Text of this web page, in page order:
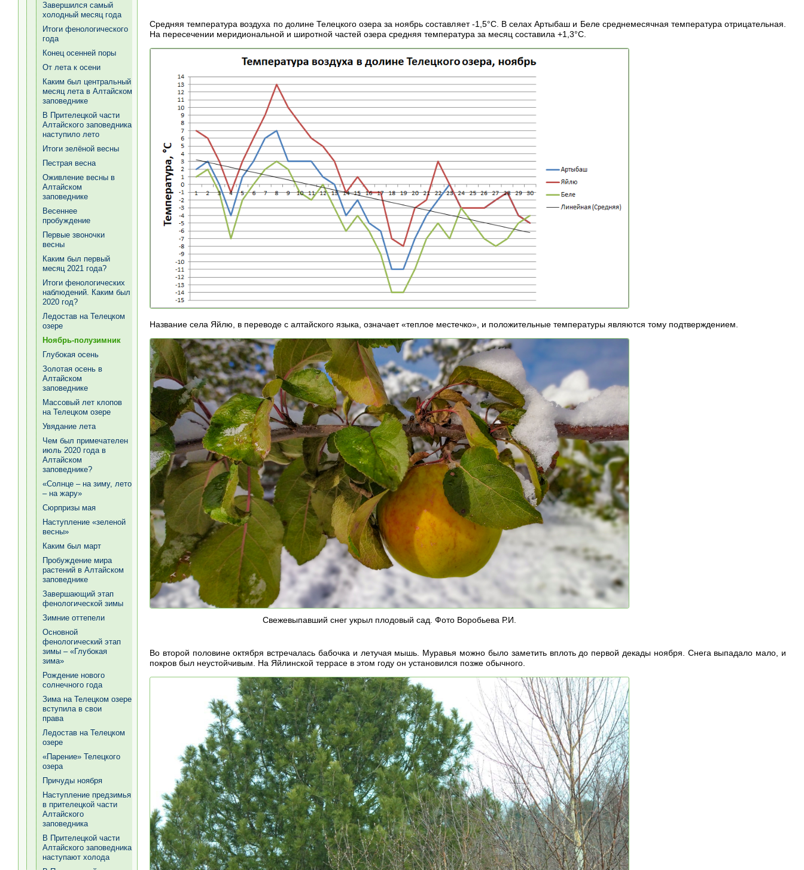
Средняя температура воздуха по долине Телецкого озера за ноябрь составляет -1,5°С. В селах Артыбаш и Беле среднемесячная температура отрицательная.
На пересечении меридиональной и широтной частей озера средняя температура за месяц составила +1,3°С.
Название села Яйлю, в переводе с алтайского языка, означает «теплое местечко», и положительные температуры являются тому подтверждением.
Свежевыпавший снег укрыл плодовый сад. Фото Воробьева Р.И.
Во второй половине октября встречалась бабочка и летучая мышь. Муравья можно было заметить вплоть до первой декады ноября. Снега выпадало мало, и
покров был неустойчивым. На Яйлинской террасе в этом году он установился позже обычного.
Завершился самый
холодный месяц года
Итоги фенологического
года
Конец осенней поры
От лета к осени
Каким был центральный
месяц лета в Алтайском
заповеднике
В Прителецкой части
Алтайского заповедника
наступило лето
Итоги зелёной весны
Пестрая весна
Оживление весны в
Алтайском
заповеднике
Весеннее
пробуждение
Первые звоночки
весны
Каким был первый
месяц 2021 года?
Итоги фенологических
наблюдений. Каким был
2020 год?
Ледостав на Телецком
озере
Ноябрь-полузимник
Глубокая осень
Золотая осень в
Алтайском
заповеднике
Массовый лет клопов
на Телецком озере
Увядание лета
Чем был примечателен
июль 2020 года в
Алтайском
заповеднике?
«Солнце – на зиму, лето
– на жару»
Сюрпризы мая
Наступление «зеленой
весны»
Каким был март
Пробуждение мира
растений в Алтайском
заповеднике
Завершающий этап
фенологической зимы
Зимние оттепели
Основной
фенологический этап
зимы – «Глубокая
зима»
Рождение нового
солнечного года
Зима на Телецком озере
вступила в свои
права
Ледостав на Телецком
озере
«Парение» Телецкого
озера
Причуды ноября
Наступление предзимья
в прителецкой части
Алтайского
заповедника
В Прителецкой части
Алтайского заповедника
наступают холода